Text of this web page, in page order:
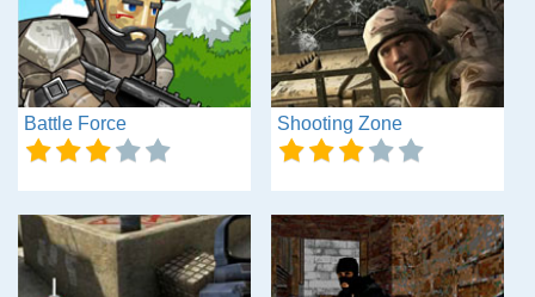
Battle Force Shooting Zone